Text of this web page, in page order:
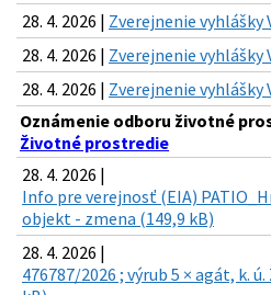
28. 4. 2026 | Zverejnenie vyhlášky
28. 4. 2026 | Zverejnenie vyhlášky
28. 4. 2026 | Zverejnenie vyhlášky
Oznámenie odboru životné
Životné prostredie
28. 4. 2026 |
Info pre verejnosť (EIA)
objekt - zmena (149,9 kB)
28. 4. 2026 |
476787/2026 ; výrub 5 × agát, k.